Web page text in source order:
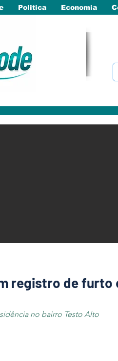
Politica Economia
registro de furto
no bairro Testo Alto